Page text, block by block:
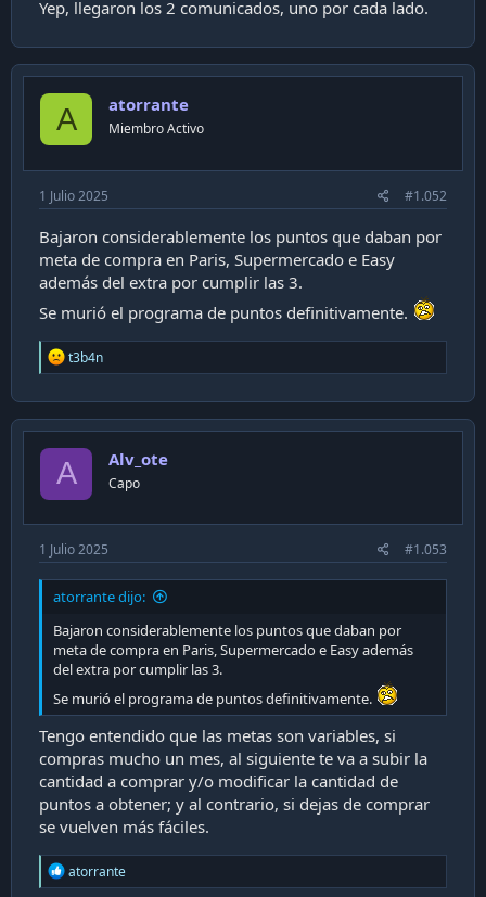
Yep, llegaron los 2 comunicados, uno por cada lado.
A atorrante
Miembro Activo
1 Julio 2025 #1.052
Bajaron considerablemente los puntos que daban por
meta de compra en Paris, Supermercado e Easy
además del extra por cumplir las 3.
Se murió el programa de puntos definitivamente.
R
e
c
t
o
n
t3b4n
A Alv_ote
Capo
1 Julio 2025 #1.053
atorrante dijo:
Bajaron considerablemente los puntos que daban por
meta de compra en Paris, Supermercado e Easy además
del extra por cumplir las 3.
Se murió el programa de puntos definitivamente.
Tengo entendido que las metas son variables, si
compras mucho un mes, al siguiente te va a subir la
cantidad a comprar y/o modificar la cantidad de
puntos a obtener; y al contrario, si dejas de comprar
se vuelven más fáciles.
R
e
atorrante